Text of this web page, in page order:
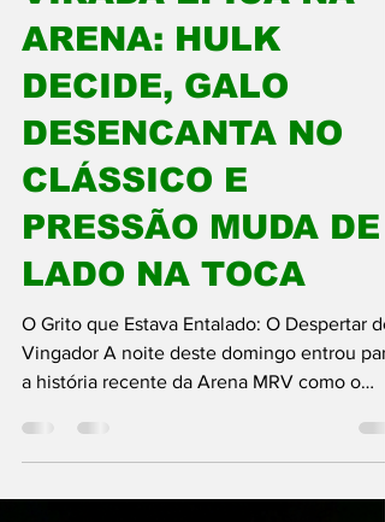
Rádio AGROCITY
27 de jan.
4 min de leitura
Esportes
VIRADA ÉPICA NA
ARENA: HULK
DECIDE, GALO
DESENCANTA NO
CLÁSSICO E
PRESSÃO MUDA DE
LADO NA TOCA
O Grito que Estava Entalado: O Despertar do